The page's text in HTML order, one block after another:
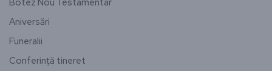
Aniversări
Funeralii
Conferință tineret